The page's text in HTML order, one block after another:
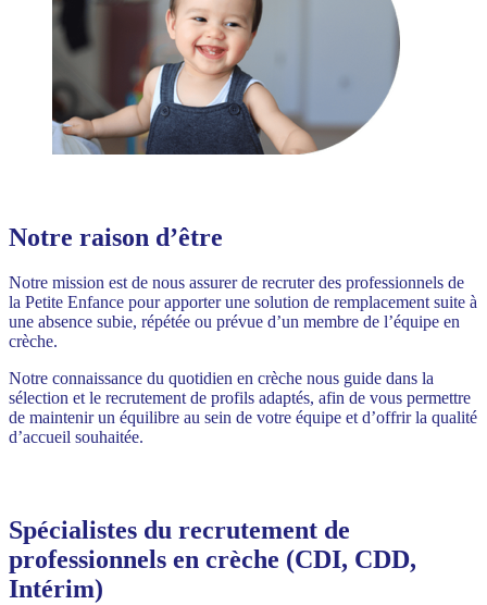
Notre raison d’être
Notre mission est de nous assurer de recruter des professionnels de
la Petite Enfance pour apporter une solution de remplacement suite à
une absence subie, répétée ou prévue d’un membre de l’équipe en
crèche.
Notre connaissance du quotidien en crèche nous guide dans la
sélection et le recrutement de profils adaptés, afin de vous permettre
de maintenir un équilibre au sein de votre équipe et d’offrir la qualité
d’accueil souhaitée.
Spécialistes du recrutement de
professionnels en crèche (CDI, CDD,
Intérim)